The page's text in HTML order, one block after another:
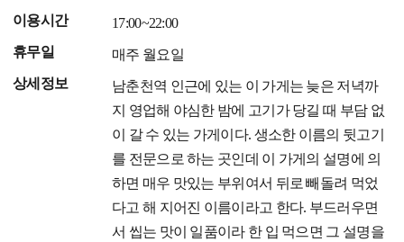
이용시간
17:00~22:00
휴무일
매주 월요일
상세정보
남춘천역 인근에 있는 이 가게는 늦은 저녁까
지 영업해 야심한 밤에 고기가 당길 때 부담 없
이 갈 수 있는 가게이다. 생소한 이름의 뒷고기
를 전문으로 하는 곳인데 이 가게의 설명에 의
하면 매우 맛있는 부위여서 뒤로 빼돌려 먹었
다고 해 지어진 이름이라고 한다. 부드러우면
서 씹는 맛이 일품이라 한 입 먹으면 그 설명을